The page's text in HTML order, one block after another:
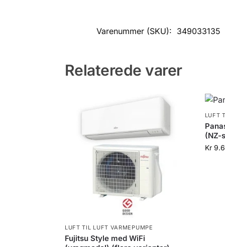
Varenummer (SKU): 349033135
Relaterede varer
LUFT TIL LUFT VARMEPUMPE
Fujitsu Style med WiFi
LUFT
(NZ-
Kr